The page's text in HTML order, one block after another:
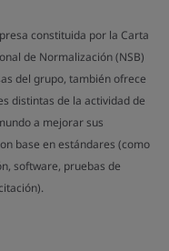
constituida por la Carta
de Normalización (NSB)
del grupo, también ofrece
distintas de la actividad de
a mejorar sus
base en estándares (como
software, pruebas de